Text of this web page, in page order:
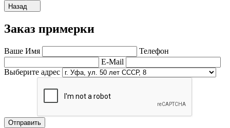
Назад
Заказ примерки
Ваше Имя
Телефон
E-Mail
Выберите адрес
Отправить